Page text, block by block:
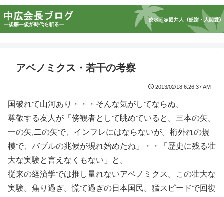
アベノミクス・若干の考察
2013/02/18 6:26:37 AM
国破れて山河あり・・・そんな気がしてならぬ。
尊敬する友人が「傍観者として眺めていると。三本の矢。
一の矢,二の矢で、インフレにはならないが。桁外れの規
模で、バブルの兆候が現れ始めたね」・・「歴史に残る壮
大な実験と言えなくもない」と。
従来の経済学では推し量れないアベノミクス。この壮大な
実験。焦り過ぎ。慌て過ぎの日本国民。猛スピードで回復